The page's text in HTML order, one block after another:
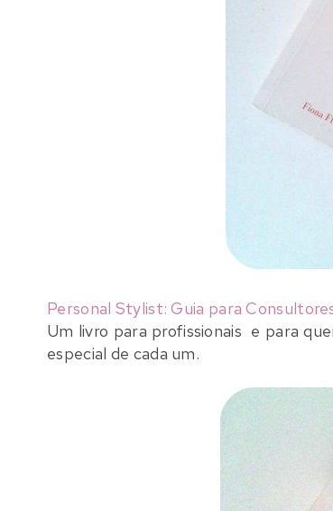
Personal Stylist: Guia para
Um livro para profissionais e para
especial de cada um.